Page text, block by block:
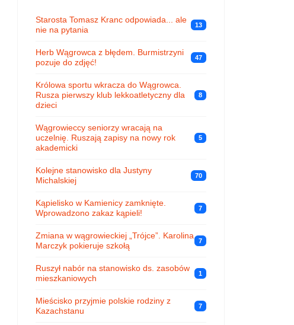
Starosta Tomasz Kranc odpowiada... ale
nie na pytania
13
Herb Wągrowca z błędem. Burmistrzyni
pozuje do zdjęć!
47
Królowa sportu wkracza do Wągrowca.
Rusza pierwszy klub lekkoatletyczny dla
dzieci
8
Wągrowieccy seniorzy wracają na
uczelnię. Ruszają zapisy na nowy rok
akademicki
5
Kolejne stanowisko dla Justyny
Michalskiej
70
Kąpielisko w Kamienicy zamknięte.
Wprowadzono zakaz kąpieli!
7
Zmiana w wągrowieckiej „Trójce”. Karolina
Marczyk pokieruje szkołą
7
Ruszył nabór na stanowisko ds. zasobów
mieszkaniowych
1
Mieścisko przyjmie polskie rodziny z
Kazachstanu
7